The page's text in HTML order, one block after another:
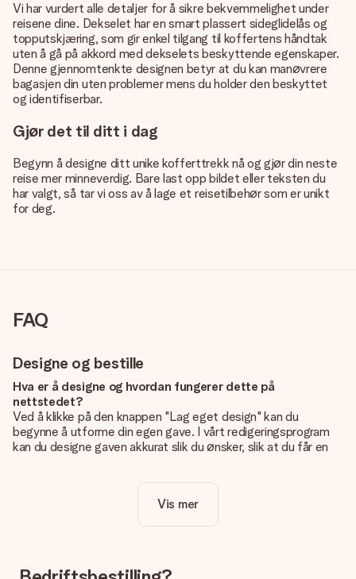
Vi har vurdert alle detaljer for å sikre bekvemmelighet under
reisene dine. Dekselet har en smart plassert sideglidelås og
topputskjæring, som gir enkel tilgang til koffertens håndtak
uten å gå på akkord med dekselets beskyttende egenskaper.
Denne gjennomtenkte designen betyr at du kan manøvrere
bagasjen din uten problemer mens du holder den beskyttet
og identifiserbar.
Gjør det til ditt i dag
Begynn å designe ditt unike kofferttrekk nå og gjør din neste
reise mer minneverdig. Bare last opp bildet eller teksten du
har valgt, så tar vi oss av å lage et reisetilbehør som er unikt
for deg.
FAQ
Designe og bestille
Hva er å designe og hvordan fungerer dette på
nettstedet?
Ved å klikke på den knappen "Lag eget design" kan du
begynne å utforme din egen gave. I vårt redigeringsprogram
kan du designe gaven akkurat slik du ønsker, slik at du får en
å gjøre gaven din helt unik.
Er eget design inkludert i prisen?
Vis mer